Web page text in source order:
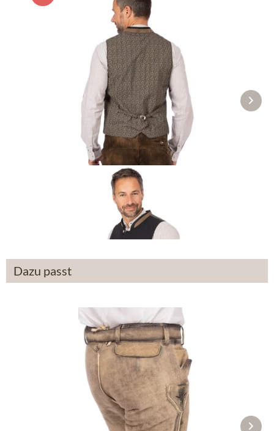
Weste PEGNITZ schwarz
119,90 € 149,90 €
Dazu passt